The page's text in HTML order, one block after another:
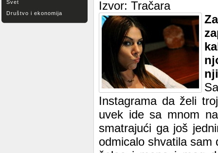
Svet
Društvo i ekonomija
Izvor: Tračara
Instagrama da želi
uvek ide sa mnom
smatrajući ga još
odmicalo shvatila sam